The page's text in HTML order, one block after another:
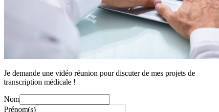
Je demande une vidéo réunion pour discuter de mes projets de
transcription médicale !
Nom
Prénom(s)